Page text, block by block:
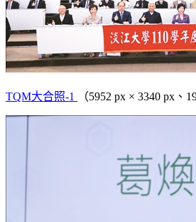
TQM大合照-1 （5952 px × 3340 px、